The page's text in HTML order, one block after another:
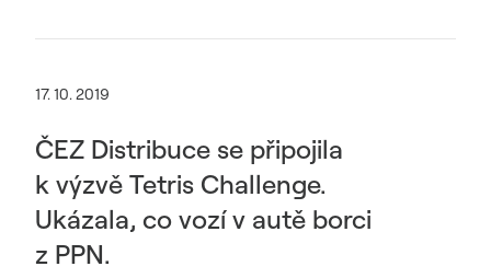
17. 10. 2019
ČEZ Distribuce se připojila
k výzvě Tetris Challenge.
Ukázala, co vozí v autě borci
z PPN.